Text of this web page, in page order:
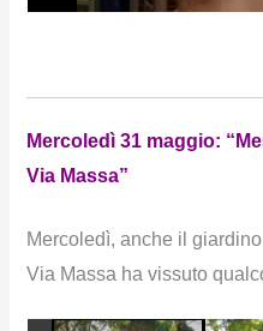
Mercoledì 31 maggio:
Via Massa”
Mercoledì, anche il
Via Massa ha vissuto